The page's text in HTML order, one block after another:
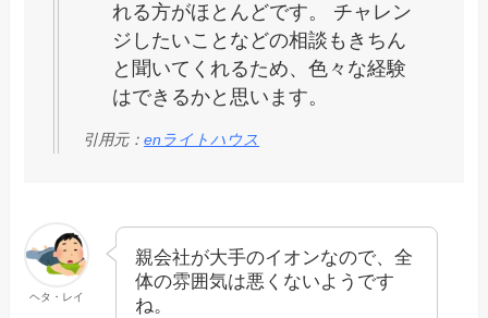
れる方がほとんどです。 チャレン
ジしたいことなどの相談もきちん
と聞いてくれるため、色々な経験
はできるかと思います。
引用元：enライトハウス
ヘタ・レイ
親会社が大手のイオンなので、全
体の雰囲気は悪くないようです
ね。